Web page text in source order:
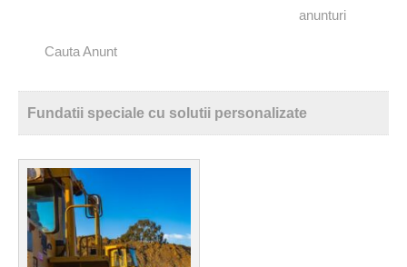
anunturi
Cauta Anunt
Fundatii speciale cu solutii personalizate